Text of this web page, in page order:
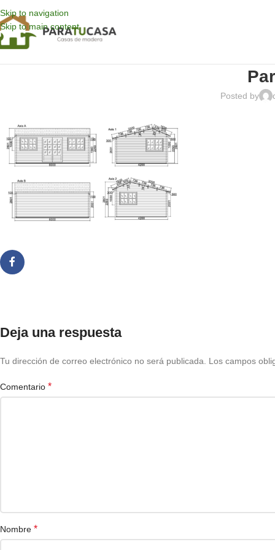
Skip to navigation
Skip to main content
Posted by
Deja una respuesta
Tu dirección de correo electrónico no será publicada. Los campos
Comentario *
Nombre *